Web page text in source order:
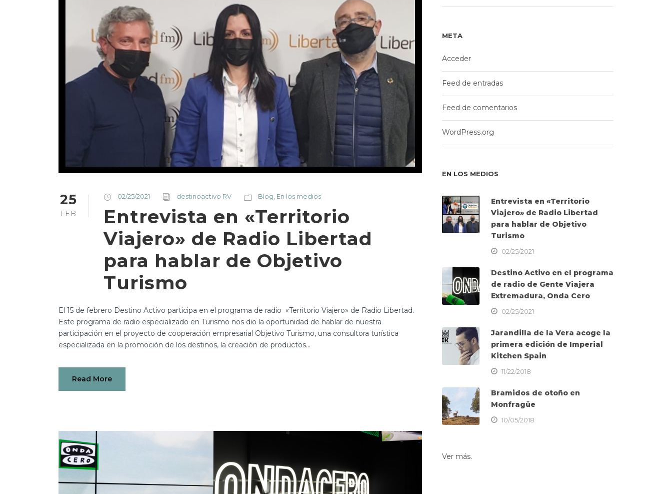
25
FEB
02/25/2021 destinoactivo RV Blog En los medios
Entrevista en «Territorio
Viajero» de Radio Libertad
para hablar de Objetivo
Turismo
El 15 de febrero Destino Activo participa en el programa de radio «Territorio Viajero» de Radio Libertad.
Este programa de radio especializado en Turismo nos dio la oportunidad de hablar de nuestra
participación en el proyecto de cooperación empresarial Objetivo Turismo, una consultora turística
especializada en la promoción de los destinos, la creación de productos...
Read More
META
Acceder
Feed de entradas
Feed de comentarios
WordPress.org
EN LOS MEDIOS
Entrevista en «Territorio
Viajero» de Radio Libertad
para hablar de Objetivo
Turismo
02/25/2021
Destino Activo en el programa
de radio de Gente Viajera
Extremadura, Onda Cero
02/25/2021
Jarandilla de la Vera acoge la
primera edición de Imperial
Kitchen Spain
11/22/2018
Bramidos de otoño en
Monfragüe
10/05/2018
Ver más.